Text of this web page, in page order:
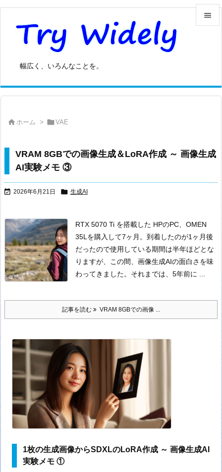
幅広く、いろんなことを。


前へ
 ホーム > VAE
VRAM 8GBでの画像生成＆LoRA作成 ～ 画像生成
AI実験メモ ③
 2026年6月21日  生成AI
RTX 5070 Ti を搭載した HPのPC、OMEN
35Lを購入して7ヶ月。到着したのが1ヶ月後
だったので使用している期間は半年ほどとな
りますが、この間、画像生成AIの面白さを味
わってきました。 それまでは、5年前に ...
記事を読む VRAM 8GBでの画像 ...
1枚の生成画像からSDXLのLoRA作成 ～ 画像生成AI
実験メモ ①